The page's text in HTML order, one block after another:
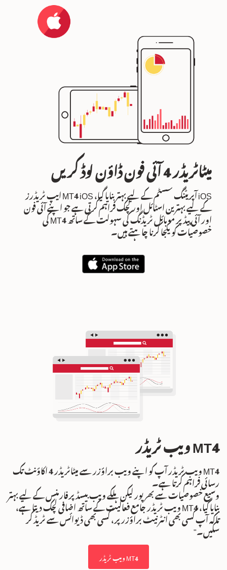
میٹاٹریڈر 4 آئی فون ڈاؤن لوڈ کریں
iOS آپریٹنگ سسٹم کے لیے بہتر بنایا گیا، MT4 iOS ایپ ٹریڈرز
کے لیے بہترین اسٹائل اور لچک فراہم کرتی ہے جو اپنے آئی فون
اور آئی پیڈ پر موبائل ٹریڈنگ کی سہولت کے ساتھ MT4 کی
خصوصیات کو یکجا کرنا چاہتے ہیں۔
MT4 ویب ٹریڈر
MT4 ویب ٹریڈر آپ کو اپنے ویب براؤزر سے میٹاٹریڈر 4 اکاؤنٹ تک
رسائی فراہم کرتا ہے۔
وسیع خصوصیات سے بھرپور لیکن ہلکے ویب بیسڈ پرفارمنس کے لیے بہتر
بنایا گیا، MT4 ویب ٹریڈر جامع فعالیت کے ساتھ اضافی لچک دیتا ہے،
تاکہ آپ کسی بھی انٹرنیٹ براؤزر پر، کسی بھی ڈیوائس سے ٹریڈ کر
سکیں۔"
MT4 ویب ٹریڈر